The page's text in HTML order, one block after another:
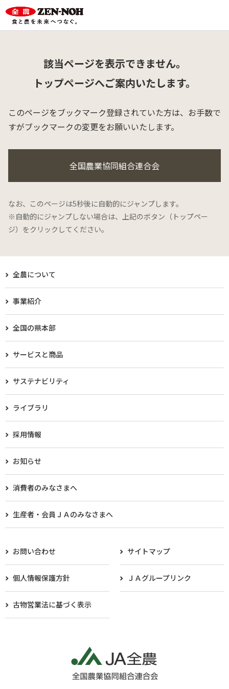
該当ページを表示できません。
トップページへご案内いたします。
このページをブックマーク登録されていた方は、 お手数で
すがブックマークの変更をお願いいたします。
全国農業協同組合連合会
なお、このページは5秒後に自動的にジャンプします。
※自動的にジャンプしない場合は、上記のボタン（トップペー
ジ）をクリックしてください。
全農について
事業紹介
全国の県本部
サービスと商品
サステナビリティ
ライブラリ
採用情報
お知らせ
消費者のみなさまへ
生産者・会員ＪＡのみなさまへ​
お問い合わせ サイトマップ
個人情報保護方針 ＪＡグループリンク
古物営業法に基づく表示